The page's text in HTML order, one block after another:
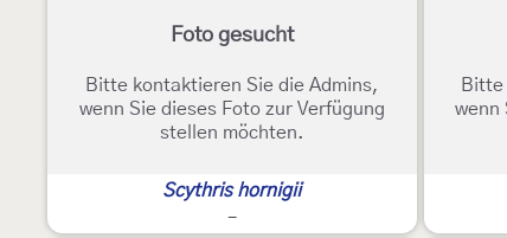
Foto gesucht
Bitte kontaktieren Sie die Admins,
wenn Sie dieses Foto zur Verfügung
stellen möchten.
Scythris hornigii
-
Bitte
wenn